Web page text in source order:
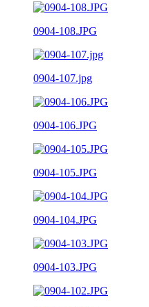
0904-108.JPG
0904-107.jpg
0904-106.JPG
0904-105.JPG
0904-104.JPG
0904-103.JPG